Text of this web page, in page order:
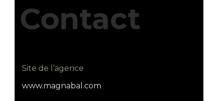
Contact
Site de l’agence
www.magnabal.com